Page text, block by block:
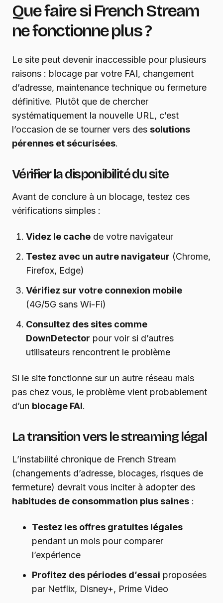
Que faire si French Stream
ne fonctionne plus ?
Le site peut devenir inaccessible pour plusieurs
raisons : blocage par votre FAI, changement
d’adresse, maintenance technique ou fermeture
définitive. Plutôt que de chercher
systématiquement la nouvelle URL, c’est
l’occasion de se tourner vers des solutions
pérennes et sécurisées.
Vérifier la disponibilité du site
Avant de conclure à un blocage, testez ces
vérifications simples :
Videz le cache de votre navigateur
Testez avec un autre navigateur (Chrome,
Firefox, Edge)
Vérifiez sur votre connexion mobile
(4G/5G sans Wi-Fi)
Consultez des sites comme
DownDetector pour voir si d’autres
utilisateurs rencontrent le problème
Si le site fonctionne sur un autre réseau mais
pas chez vous, le problème vient probablement
d’un blocage FAI.
La transition vers le streaming légal
L’instabilité chronique de French Stream
(changements d’adresse, blocages, risques de
fermeture) devrait vous inciter à adopter des
habitudes de consommation plus saines :
Testez les offres gratuites légales
pendant un mois pour comparer
l’expérience
Profitez des périodes d’essai proposées
par Netflix, Disney+, Prime Video